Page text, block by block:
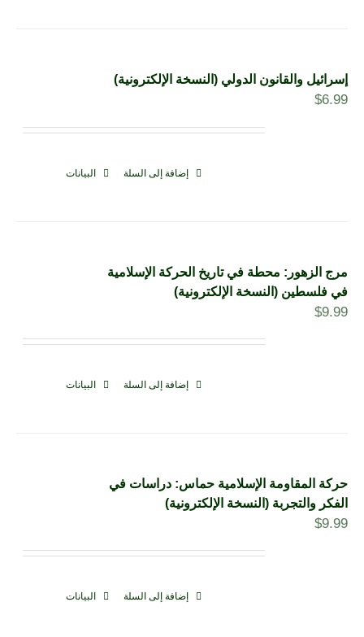
إسرائيل والقانون الدولي (النسخة الإلكترونية)
$6.99
إضافة إلى السلة البيانات
مرج الزهور: محطة في تاريخ الحركة الإسلامية
في فلسطين (النسخة الإلكترونية)
$9.99
إضافة إلى السلة البيانات
حركة المقاومة الإسلامية حماس: دراسات في
الفكر والتجربة (النسخة الإلكترونية)
$9.99
إضافة إلى السلة البيانات